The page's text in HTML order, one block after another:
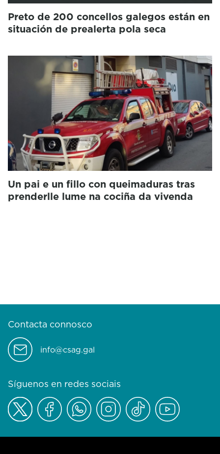
Preto de 200 concellos galegos están en
situación de prealerta pola seca
Un pai e un fillo con queimaduras tras
prenderlle lume na cociña da vivenda
Contacta connosco
info@csag.gal
Síguenos en redes sociais